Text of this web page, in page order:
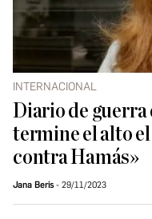
INTERNACIONAL
Diario de guerra
termine el alto
contra Hamás»
Jana Beris 29/11/2023